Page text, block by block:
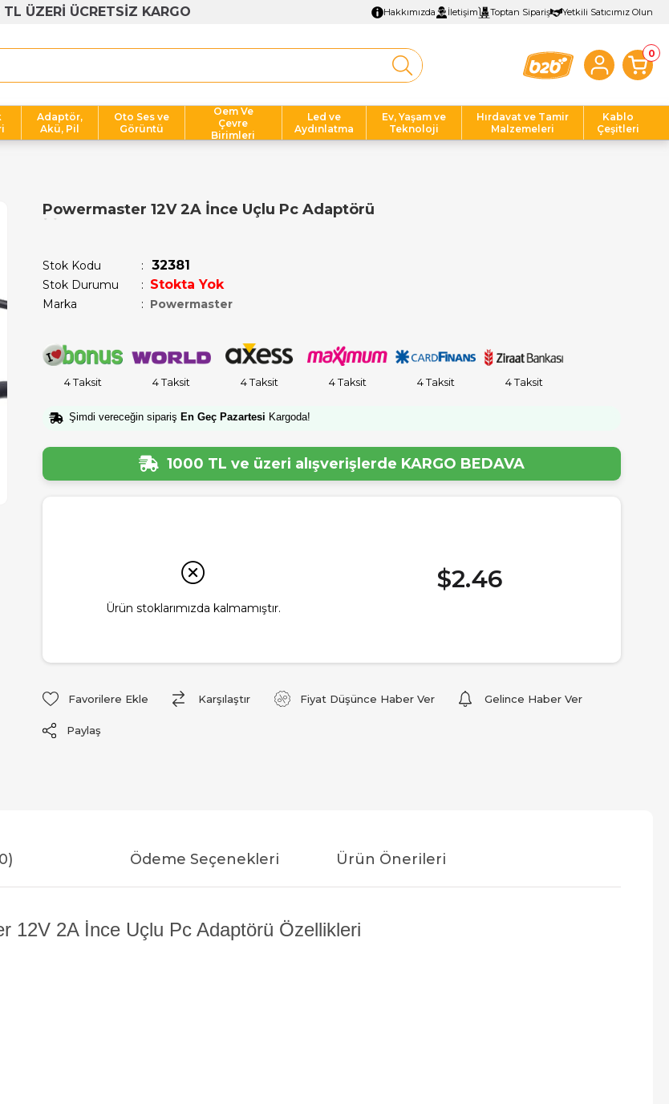
ÜZERİ ÜCRETSİZ KARGO Hakkımızda İletişim Toptan Sipariş Yetkili Satıcımız Olun
0
Adaptör,
Akü, Pil
Oto Ses ve
Görüntü
Oem Ve
Çevre
Birimleri
Led ve
Aydınlatma
Ev, Yaşam ve
Teknoloji
Hırdavat ve Tamir
Malzemeleri
Kablo
Çeşitleri
Powermaster 12V 2A İnce Uçlu Pc Adaptörü
Stok Kodu 32381
Stok Durumu : Stokta Yok
Marka : Powermaster
4 Taksit 4 Taksit 4 Taksit 4 Taksit 4 Taksit 4 Taksit
Şimdi vereceğin sipariş En Geç Pazartesi Kargoda!
1000 TL ve üzeri alışverişlerde KARGO BEDAVA
Ürün stoklarımızda kalmamıştır.
$2.46
Favorilere Ekle Karşılaştır Fiyat Düşünce Haber Ver Gelince Haber Ver
Paylaş
Ödeme Seçenekleri Ürün Önerileri
12V 2A İnce Uçlu Pc Adaptörü Özellikleri